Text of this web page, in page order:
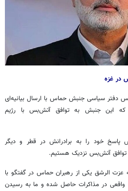
در غزه
دفتر سیاسی جنبش حماس با ارسال بیانیه‌ای
که این جنبش به توافق آتش‌بس با رژیم
پاسخ خود را به برادرانش در قطر و دیگر
توافق آتش‌بس نزدیک هستیم.
عزت الرشق یکی از رهبران حماس در گفتگو با
واقعی در مذاکرات حاصل شده و ما به رسیدن